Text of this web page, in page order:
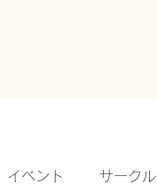
イベント サークル